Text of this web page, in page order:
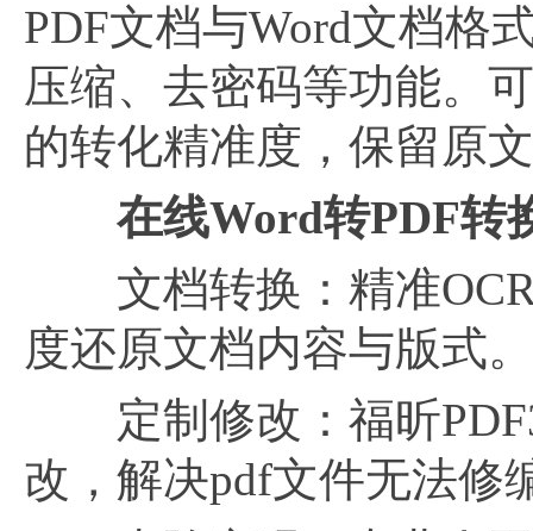
PDF文档与Word文档格
压缩、去密码等功能。
的转化精准度，保留原
在线Word转PDF转
文档转换：精准OCR
度还原文档内容与版式。
定制修改：福昕
改，解决pdf文件无法修